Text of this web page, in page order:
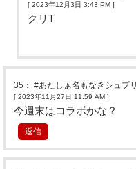
[ 2023年12月3日 3:43 PM ]
クリT
35 ：#あたしぁ名もなきシュプ
[ 2023年11月27日 11:59 AM ]
今週末はコラボかな？
返信